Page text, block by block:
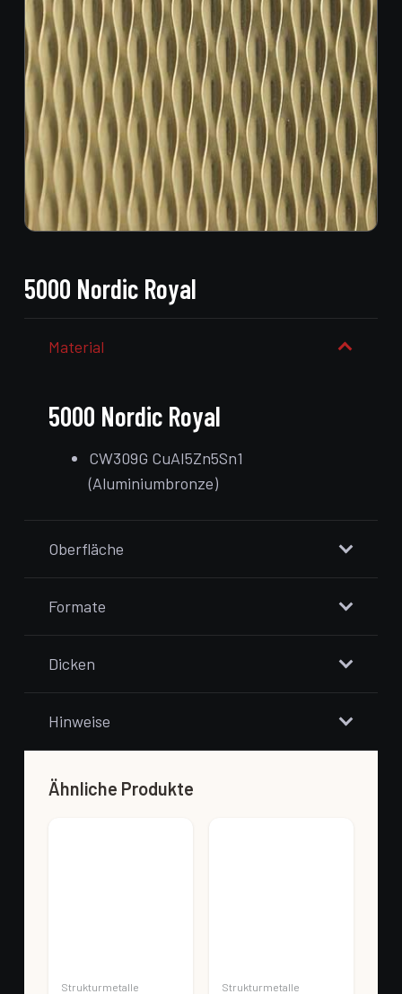
5000 Nordic Royal
Material
5000 Nordic Royal
CW309G CuAI5Zn5Sn1
(Aluminiumbronze)
Oberfläche
Formate
Dicken
Hinweise
Ähnliche Produkte
Strukturmetalle
Strukturmetalle